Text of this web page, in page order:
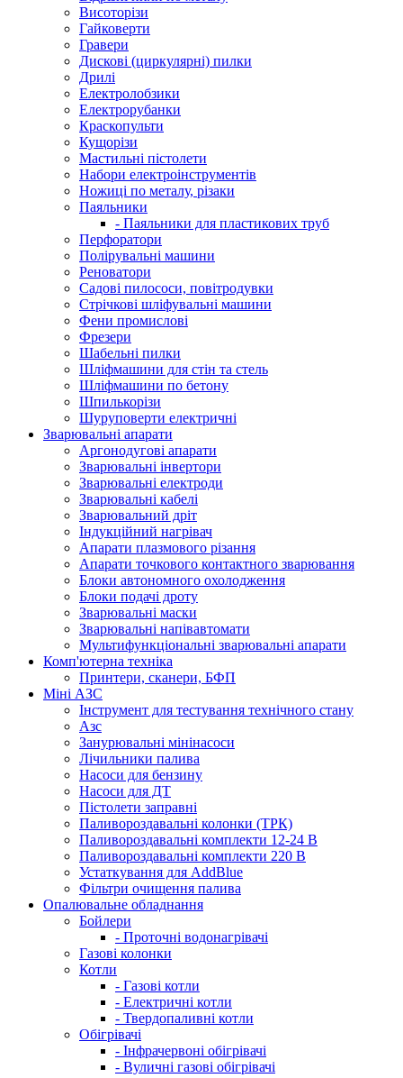
Висоторізи
Гайковерти
Гравери
Дискові (циркулярні) пилки
Дрилі
Електролобзики
Електрорубанки
Краскопульти
Кущорізи
Мастильні пістолети
Набори електроінструментів
Ножиці по металу, різаки
Паяльники
- Паяльники для пластикових труб
Перфоратори
Полірувальні машини
Реноватори
Садові пилососи, повітродувки
Стрічкові шліфувальні машини
Фени промислові
Фрезери
Шабельні пилки
Шліфмашини для стін та стель
Шліфмашини по бетону
Шпилькорізи
Шуруповерти електричні
Зварювальні апарати
Аргонодугові апарати
Зварювальні інвертори
Зварювальні електроди
Зварювальні кабелі
Зварювальний дріт
Індукційний нагрівач
Апарати плазмового різання
Апарати точкового контактного зварювання
Блоки автономного охолодження
Блоки подачі дроту
Зварювальні маски
Зварювальні напівавтомати
Мультифункціональні зварювальні апарати
Комп'ютерна техніка
Принтери, сканери, БФП
Міні АЗС
Інструмент для тестування технічного стану
Азс
Занурювальні мінінасоси
Лічильники палива
Насоси для бензину
Насоси для ДТ
Пістолети заправні
Паливороздавальні колонки (ТРК)
Паливороздавальні комплекти 12-24 В
Паливороздавальні комплекти 220 В
Устаткування для AddBlue
Фільтри очищення палива
Опалювальне обладнання
Бойлери
- Проточні водонагрівачі
Газові колонки
Котли
- Газові котли
- Електричні котли
- Твердопаливні котли
Обігрівачі
- Інфрачервоні обігрівачі
- Вуличні газові обігрівачі